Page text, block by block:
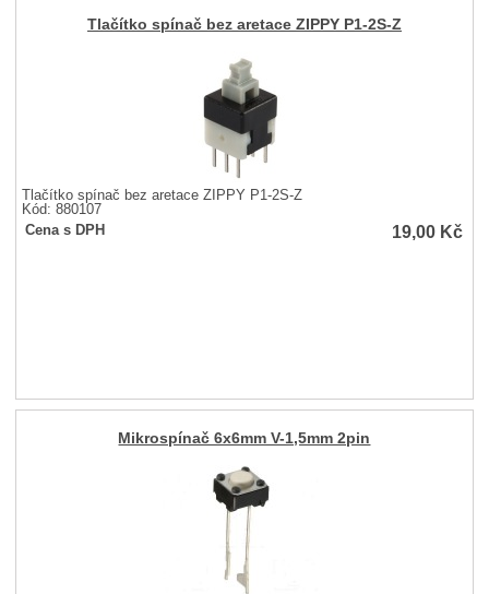
Tlačítko spínač bez aretace ZIPPY P1-2S-Z
Tlačítko spínač bez aretace ZIPPY P1-2S-Z
Kód: 880107
Cena s DPH
19,00 Kč
Mikrospínač 6x6mm V-1,5mm 2pin